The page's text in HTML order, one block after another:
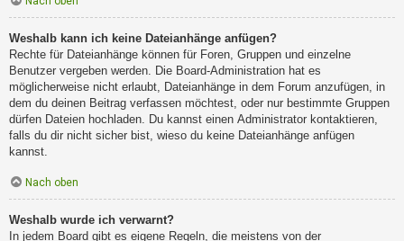
Weshalb kann ich keine Dateianhänge anfügen?
Rechte für Dateianhänge können für Foren, Gruppen und einzelne
Benutzer vergeben werden. Die Board-Administration hat es
möglicherweise nicht erlaubt, Dateianhänge in dem Forum anzufügen, in
dem du deinen Beitrag verfassen möchtest, oder nur bestimmte Gruppen
dürfen Dateien hochladen. Du kannst einen Administrator kontaktieren,
falls du dir nicht sicher bist, wieso du keine Dateianhänge anfügen
kannst.
Nach oben
Weshalb wurde ich verwarnt?
In jedem Board gibt es eigene Regeln, die meistens von der